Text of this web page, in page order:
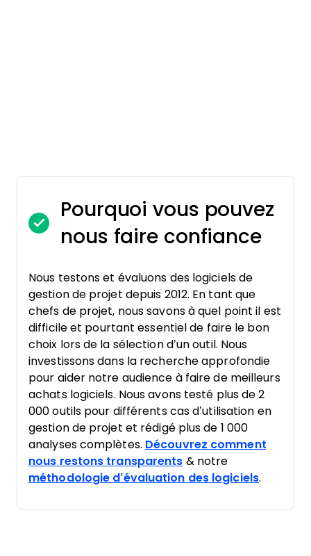
Pourquoi vous pouvez
nous faire confiance
Nous testons et évaluons des logiciels de
gestion de projet depuis 2012. En tant que
chefs de projet, nous savons à quel point il est
difficile et pourtant essentiel de faire le bon
choix lors de la sélection d’un outil. Nous
investissons dans la recherche approfondie
pour aider notre audience à faire de meilleurs
achats logiciels. Nous avons testé plus de 2
000 outils pour différents cas d’utilisation en
gestion de projet et rédigé plus de 1 000
analyses complètes. Découvrez comment
nous restons transparents & notre
méthodologie d’évaluation des logiciels.